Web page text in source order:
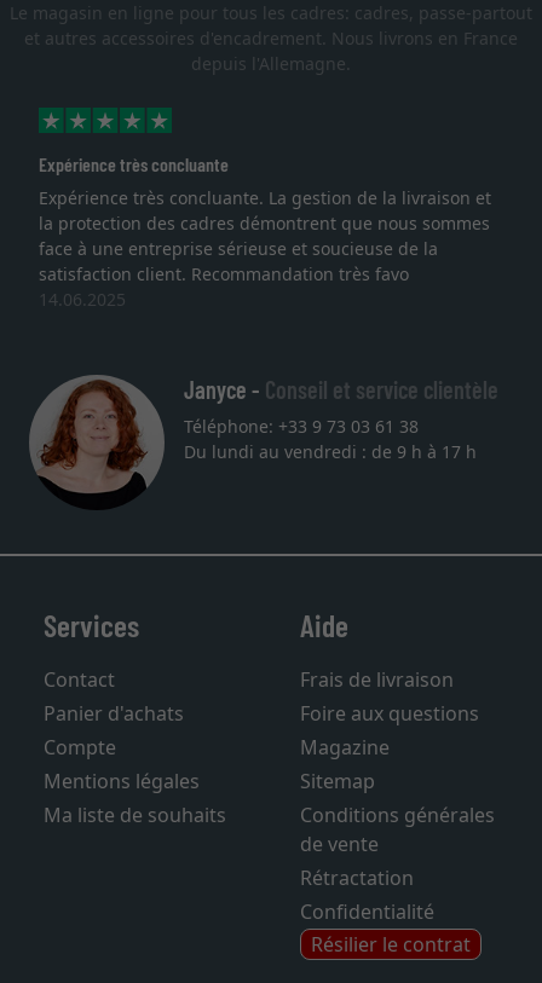
Le magasin en ligne pour tous les cadres: cadres, passe-partout
et autres accessoires d'encadrement. Nous livrons en France
depuis l'Allemagne.
Expérience très concluante
Expérience très concluante. La gestion de la livraison et
la protection des cadres démontrent que nous sommes
face à une entreprise sérieuse et soucieuse de la
satisfaction client. Recommandation très favo
14.06.2025
Janyce - Conseil et service clientèle
Téléphone: +33 9 73 03 61 38
Services
Contact
Panier d'achats
Compte
Mentions légales
Aide
Frais de livraison
Foire aux questions
Magazine
Sitemap
Conditions générales
de vente
Rétractation
Confidentialité
Résilier le contrat